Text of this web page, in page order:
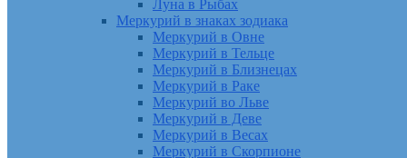
Луна в Рыбах
Меркурий в знаках зодиака
Меркурий в Овне
Меркурий в Тельце
Меркурий в Близнецах
Меркурий в Раке
Меркурий во Льве
Меркурий в Деве
Меркурий в Весах
Меркурий в Скорпионе